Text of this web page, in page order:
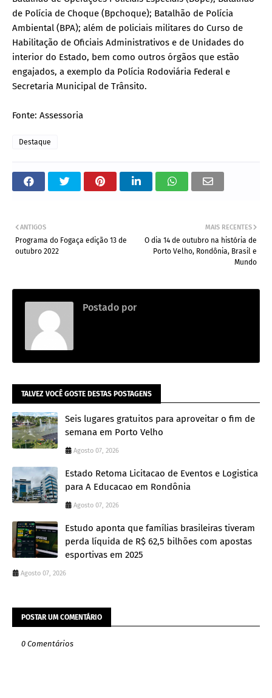
de Polícia de Choque (Bpchoque); Batalhão de Polícia
Ambiental (BPA); além de policiais militares do Curso de
Habilitação de Oficiais Administrativos e de Unidades do
interior do Estado, bem como outros órgãos que estão
engajados, a exemplo da Polícia Rodoviária Federal e
Secretaria Municipal de Trânsito.
Fonte: Assessoria
Destaque
MAIS RECENTES
O dia 14 de outubro na história de
Porto Velho, Rondônia, Brasil e
Mundo
ANTIGOS
Programa do Fogaça edição 13 de
outubro 2022
Postado por
TALVEZ VOCÊ GOSTE DESTAS POSTAGENS
Seis lugares gratuitos para aproveitar o fim de
semana em Porto Velho
Agosto 07, 2026
Estado Retoma Licitacao de Eventos e Logistica
para A Educacao em Rondônia
Agosto 07, 2026
Estudo aponta que famílias brasileiras tiveram
perda líquida de R$ 62,5 bilhões com apostas
esportivas em 2025
Agosto 07, 2026
POSTAR UM COMENTÁRIO
0 Comentários